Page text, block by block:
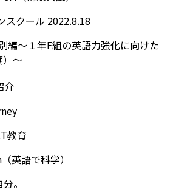
スクール 2022.8.18
編～１年F組の英語力強化に向けた
）～
介
教育
英語で科学）
。